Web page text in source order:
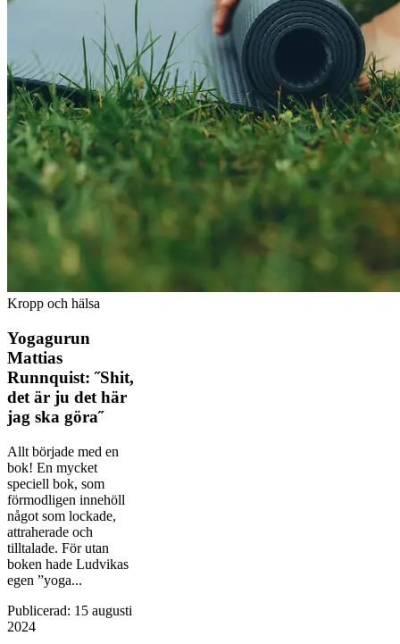
Kropp och hälsa
Yogagurun
Mattias
Runnquist: ˝Shit,
det är ju det här
jag ska göra˝
Allt började med en
bok! En mycket
speciell bok, som
förmodligen innehöll
något som lockade,
attraherade och
tilltalade. För utan
boken hade Ludvikas
egen ”yoga...
Publicerad: 15 augusti
2024